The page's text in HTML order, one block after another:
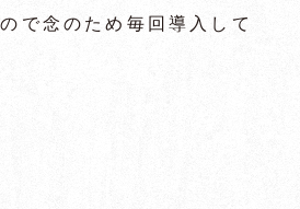
で念のため毎回導入して